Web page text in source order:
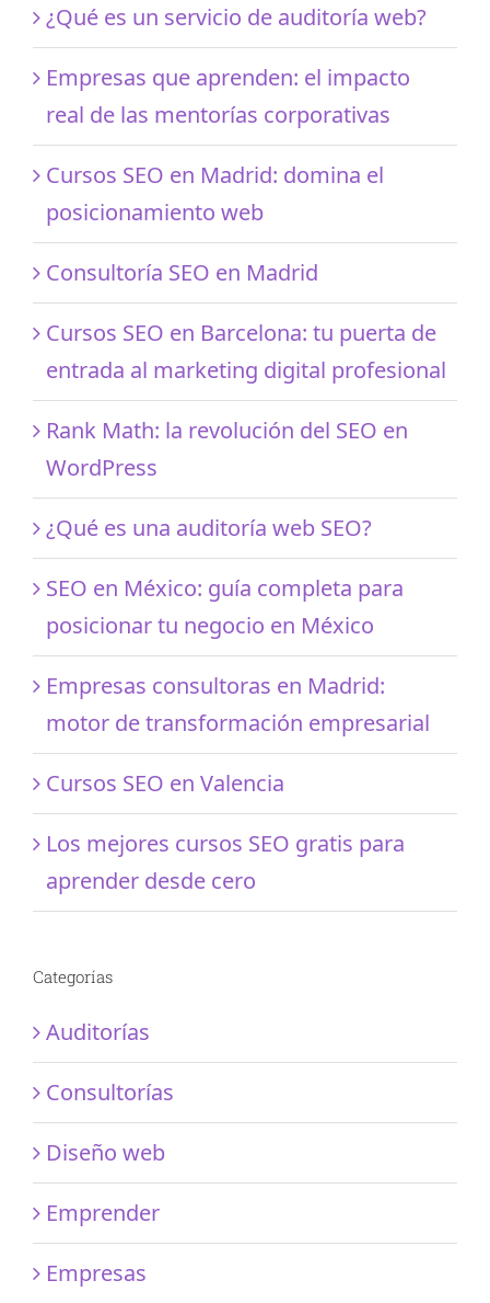
¿Qué es un servicio de auditoría web?
Empresas que aprenden: el impacto
real de las mentorías corporativas
Cursos SEO en Madrid: domina el
posicionamiento web
Consultoría SEO en Madrid
Cursos SEO en Barcelona: tu puerta de
entrada al marketing digital profesional
Rank Math: la revolución del SEO en
WordPress
¿Qué es una auditoría web SEO?
SEO en México: guía completa para
posicionar tu negocio en México
Empresas consultoras en Madrid:
motor de transformación empresarial
Cursos SEO en Valencia
Los mejores cursos SEO gratis para
aprender desde cero
Categorías
Auditorías
Consultorías
Diseño web
Emprender
Empresas